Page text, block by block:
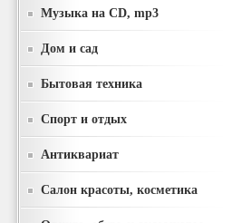
Музыка на CD, mp3
Дом и сад
Бытовая техника
Спорт и отдых
Антиквариат
Салон красоты, косметика